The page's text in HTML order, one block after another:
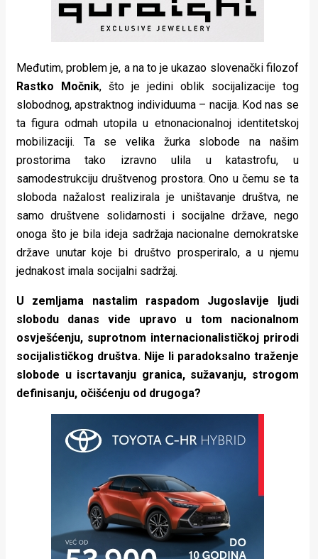
Međutim, problem je, a na to je ukazao slovenački filozof
Rastko Močnik, što je jedini oblik socijalizacije tog
slobodnog, apstraktnog individuuma – nacija. Kod nas se
ta figura odmah utopila u etnonacionalnoj identitetskoj
mobilizaciji. Ta se velika žurka slobode na našim
prostorima tako izravno ulila u katastrofu, u
samodestrukciju društvenog prostora. Ono u čemu se ta
sloboda nažalost realizirala je uništavanje društva, ne
samo društvene solidarnosti i socijalne države, nego
onoga što je bila ideja sadržaja nacionalne demokratske
države unutar koje bi društvo prosperiralo, a u njemu
jednakost imala socijalni sadržaj.
U zemljama nastalim raspadom Jugoslavije ljudi
slobodu danas vide upravo u tom nacionalnom
osvješćenju, suprotnom internacionalističkoj prirodi
socijalističkog društva. Nije li paradoksalno traženje
slobode u iscrtavanju granica, sužavanju, strogom
definisanju, očišćenju od drugoga?